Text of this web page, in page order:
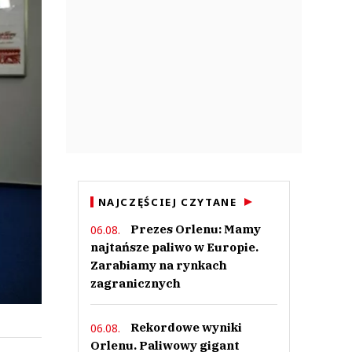
NAJCZĘŚCIEJ CZYTANE
06.08.
Prezes Orlenu: Mamy
najtańsze paliwo w Europie.
Zarabiamy na rynkach
zagranicznych
06.08.
Rekordowe wyniki
Orlenu. Paliwowy gigant